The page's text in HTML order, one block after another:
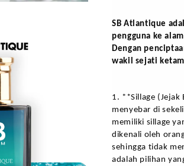
SB Atlantique
pengguna ke
Dengan
wakil sejati
1. **Sillage (Jejak
menyebar di
memiliki sillage
dikenali oleh
sehingga tidak
adalah pilihan